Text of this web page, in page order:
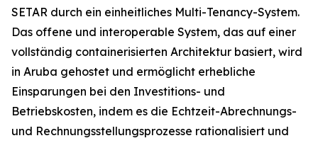
SETAR durch ein einheitliches Multi-Tenancy-System.
Das offene und interoperable System, das auf einer
vollständig containerisierten Architektur basiert, wird
in Aruba gehostet und ermöglicht erhebliche
Einsparungen bei den Investitions- und
Betriebskosten, indem es die Echtzeit-Abrechnungs-
und Rechnungsstellungsprozesse rationalisiert und